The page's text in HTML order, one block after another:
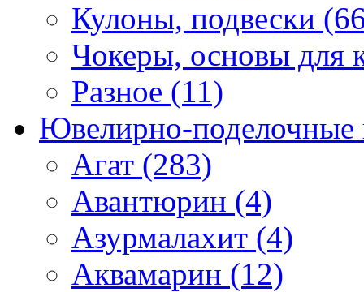
Кулоны, подвески
Чокеры, основы для
Разное (11)
Ювелирно-поделочные
Агат (283)
Авантюрин (4)
Азурмалахит (4)
Аквамарин (12)